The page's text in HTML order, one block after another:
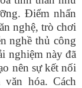
Điểm nhấn
nghệ, trò chơi
nghề thủ công
nghiệm này đã
nên sự kết nối
văn hóa. Cách